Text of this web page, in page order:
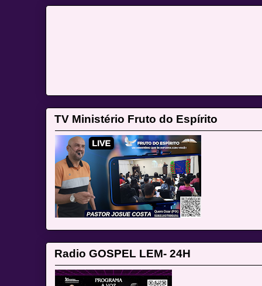
TV Ministério Fruto do Espírito
Radio GOSPEL LEM- 24H